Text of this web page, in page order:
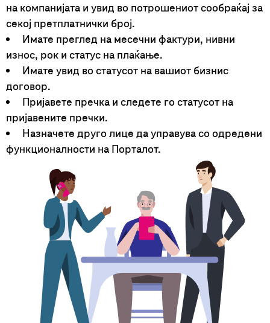
на компанијата и увид во потрошениот сообраќај за
секој претплатнички број.
Имате преглед на месечни фактури, нивни
износ, рок и статус на плаќање.
Имате увид во статусот на вашиот бизнис
договор.
Пријавете пречка и следете го статусот на
пријавените пречки.
Назначете друго лице да управува со одредени
функционалности на Порталот.